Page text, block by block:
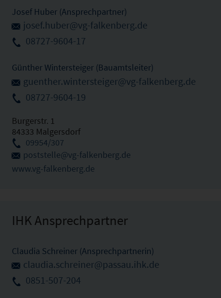
Josef Huber (Ansprechpartner)
josef.huber@vg-falkenberg.de
08727-9604-17
Günther Wintersteiger (Bauamtsleiter)
guenther.wintersteiger@vg-falkenberg.de
08727-9604-19
Burgerstr. 1
84333 Malgersdorf
09954/307
poststelle@vg-falkenberg.de
www.vg-falkenberg.de
IHK Ansprechpartner
Claudia Schreiner (Ansprechpartnerin)
claudia.schreiner@passau.ihk.de
0851-507-204